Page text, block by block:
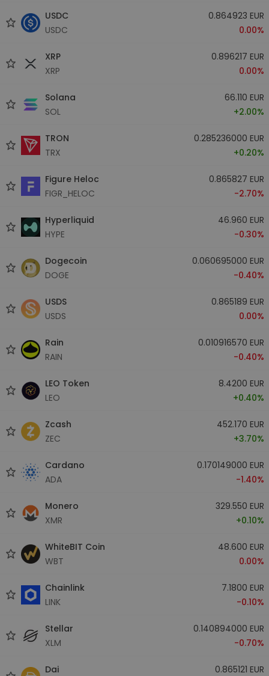
USDC
USDC
0.864923 EUR
0.00%
XRP
XRP
0.896217 EUR
0.00%
Solana
SOL
66.110 EUR
+2.00%
TRON
TRX
0.285236000 EUR
+0.20%
Figure Heloc
FIGR_HELOC
0.865827 EUR
-2.70%
Hyperliquid
HYPE
46.960 EUR
-0.30%
Dogecoin
DOGE
0.060695000 EUR
-0.40%
USDS
USDS
0.865189 EUR
0.00%
Rain
RAIN
0.010916570 EUR
-0.40%
LEO Token
LEO
8.4200 EUR
+0.40%
Zcash
ZEC
452.170 EUR
+3.70%
Cardano
ADA
0.170149000 EUR
-1.40%
Monero
XMR
329.550 EUR
+0.10%
WhiteBIT Coin
WBT
48.600 EUR
0.00%
Chainlink
LINK
7.1800 EUR
-0.10%
Stellar
XLM
0.140894000 EUR
-0.70%
Dai
0.865121 EUR